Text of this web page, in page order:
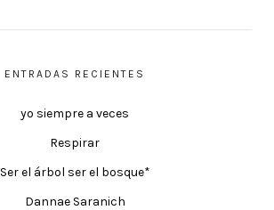
ENTRADAS RECIENTES
yo siempre a veces
Respirar
Ser el árbol ser el bosque*
Dannae Saranich